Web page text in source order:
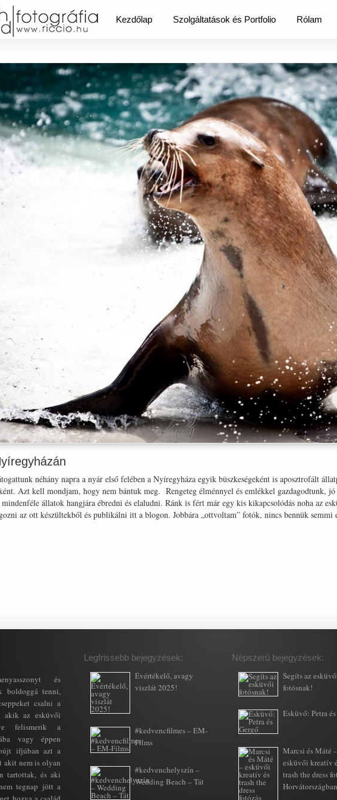
Kezdőlap Szolgáltatások és Portfolio Rólam
néhány napra a nyár első felében a Nyíregyháza egyik büszkeségeként is aposztrofált
Azt kell mondjam, hogy nem bántuk meg. Rengeteg élménnyel és emlékkel gazdagodtunk,
állatok hangjára ébredni és elaludni. Ránk is fért már egy kis kikapcsolódás noha az
az ott készültekből és publikálni itt a blogon. Jobbára „ottvoltam” fotók, nincs bennük
és
boldoggá tenni,
csalni a
akik az esküvői
felismerik a
vagy éppen
ifjúban azt a
nem is olyan
tartottak, és aki
tegnap jött a
Legfrissebb bejegyzések:
Évértékelő, avagy
viszlát 2025!
#kedvencfilmes – EM-
Films
#kedvenchelyszín –
Wedding Beach – Tát
Népszerű bejegyzések:
Segíts az
fotósnak!
Esküvő: Petra
Marcsi és Máté –
esküvői kreatív
trash the dress
Horvátországban